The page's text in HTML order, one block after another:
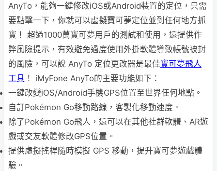
AnyTo，能夠一鍵修改iOS或Android裝置的定位，只需
要點擊一下，你就可以虛擬寶可夢定位並到任何地方抓
寶！ 超過1000萬寶可夢用戶的測試和使用，還提供作
弊風險提示，有效避免過度使用外掛軟體導致帳號被封
的風險，可以說 AnyTo 定位更改器是最佳寶可夢飛人
工具 ！ iMyFone AnyTo的主要功能如下：
一鍵改變iOS/Android手機GPS位置至世界任何地點。
自訂Pokémon Go移動路線，客製化移動速度。
除了Pokémon Go飛人，還可以在其他社群軟體、AR遊
戲或交友軟體修改GPS位置。
提供虛擬搖桿隨時模擬 GPS 移動，提升寶可夢遊戲體
驗。